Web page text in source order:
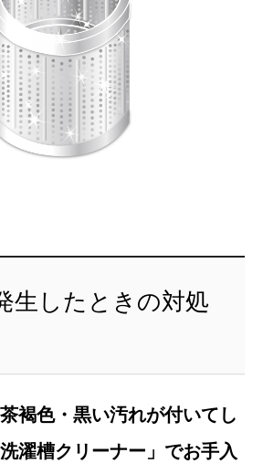
生したときの対処
褐色・黒い汚れが付いてし
濯槽クリーナー」でお手入